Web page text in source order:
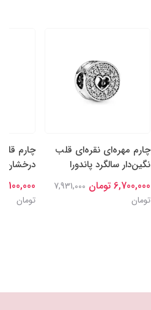
چارم مهره‌ای نقره‌ای قلب
نگین‌دار سالگرد پاندورا
6,700,000 تومان
7,931,000
تومان
چارم
درخشان
7,100,000 تومان
تومان